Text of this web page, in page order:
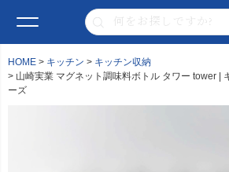
HOME キッチン
キッチン収納
山崎実業 マグネット調味料ボトル タワー tower |
ーズ